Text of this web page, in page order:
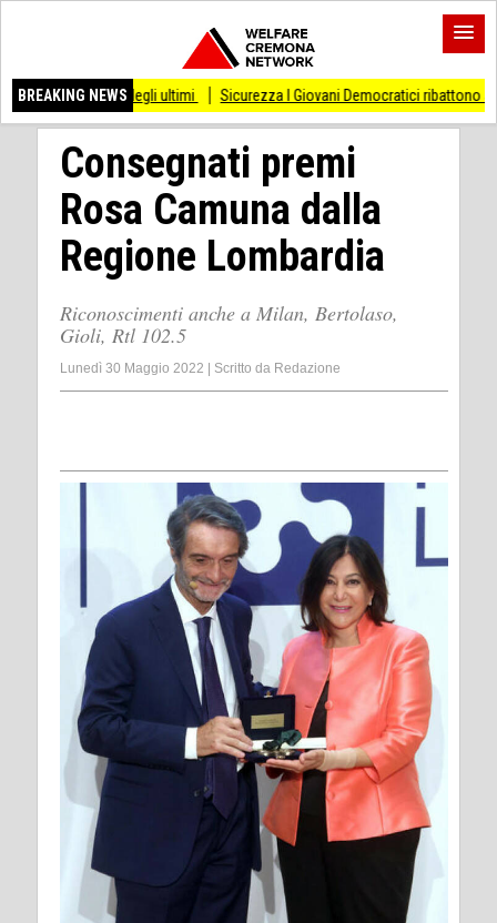
BREAKING NEWS
degli ultimi Sicurezza I Giovani Democratici ribattono ai Giovani di
Consegnati premi
Rosa Camuna dalla
Regione Lombardia
Riconoscimenti anche a Milan, Bertolaso,
Gioli, Rtl 102.5
Lunedì 30 Maggio 2022 Scritto da Redazione